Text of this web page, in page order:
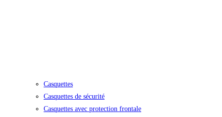
Casquettes
Casquettes de sécurité
Casquettes avec protection frontale